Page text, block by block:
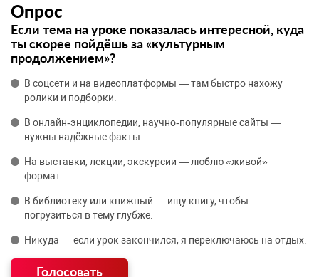
Опрос
Если тема на уроке показалась интересной, куда
ты скорее пойдёшь за «культурным
продолжением»?
В соцсети и на видеоплатформы — там быстро нахожу
ролики и подборки.
В онлайн‑энциклопедии, научно‑популярные сайты —
нужны надёжные факты.
На выставки, лекции, экскурсии — люблю «живой»
формат.
В библиотеку или книжный — ищу книгу, чтобы
погрузиться в тему глубже.
Никуда — если урок закончился, я переключаюсь на отдых.